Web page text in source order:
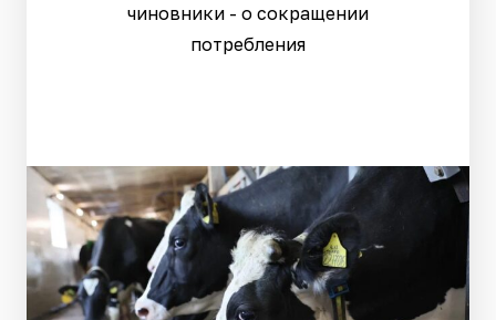
чиновники - о сокращении
потребления